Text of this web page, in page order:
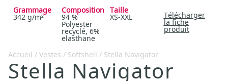
Grammage
342 g/m²
Composition
94 %
Polyester
recyclé, 6%
elasthane
Taille
XS-XXL Télécharger
la fiche
produit
Accueil / Vestes / Softshell / Stella Navigator
Stella Navigator